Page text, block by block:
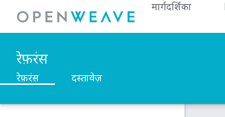
मार्गदर्शिका
रेफ़रंस
रेफ़रंस दस्तावेज़